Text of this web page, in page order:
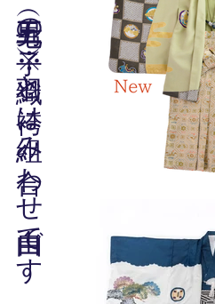
七五三（男の子）※羽織と袴は組み合わせ自由です